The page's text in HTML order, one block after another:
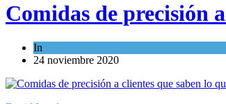
Comidas de precisión
In
24 noviembre 2020